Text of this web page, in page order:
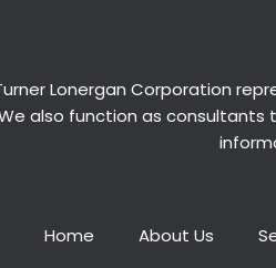
Lonergan Corporation
also function as consultants
Home About Us